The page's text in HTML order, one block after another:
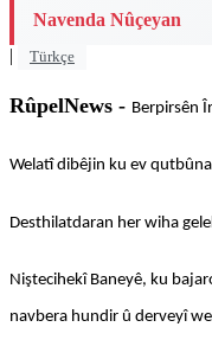
Navenda Nûçeyan
|
Türkçe
RûpelNews - Berpirsên
Welatî dibêjin ku ev
Desthilatdaran her wiha
Niştecihekî Baneyê, ku
navbera hundir û derveyî